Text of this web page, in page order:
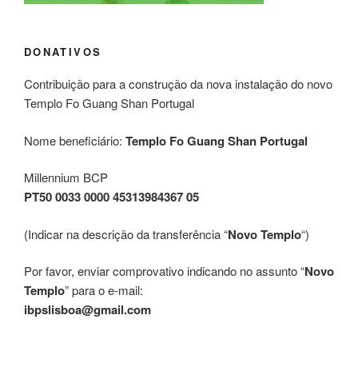
DONATIVOS
Contribuição para a construção da nova instalação do novo
Templo Fo Guang Shan Portugal
Nome beneficiário: Templo Fo Guang Shan Portugal
Millennium BCP
PT50 0033 0000 45313984367 05
(Indicar na descrição da transferência “Novo Templo“)
Por favor, enviar comprovativo indicando no assunto “Novo
Templo” para o e-mail:
ibpslisboa@gmail.com